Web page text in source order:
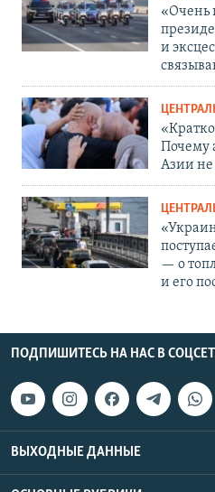
«Очень
и
Почему
Азии не
— о
и его
ПОДПИШИТЕСЬ НА НАС В
ВЫХОДНЫЕ ДАННЫЕ